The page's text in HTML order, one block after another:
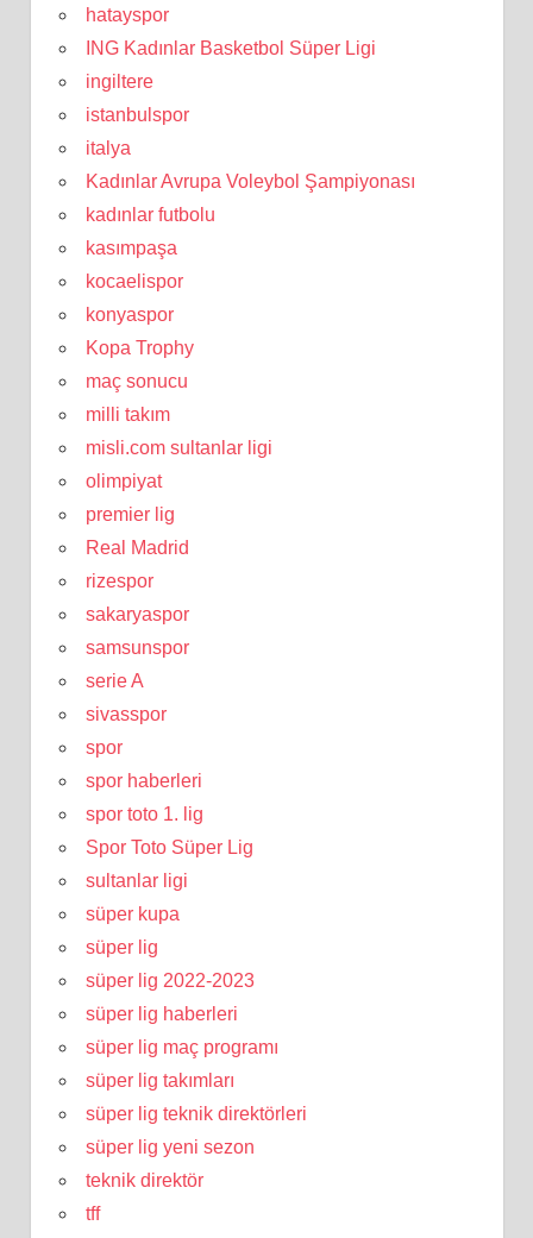
hatayspor
ING Kadınlar Basketbol Süper Ligi
ingiltere
istanbulspor
italya
Kadınlar Avrupa Voleybol Şampiyonası
kadınlar futbolu
kasımpaşa
kocaelispor
konyaspor
Kopa Trophy
maç sonucu
milli takım
misli.com sultanlar ligi
olimpiyat
premier lig
Real Madrid
rizespor
sakaryaspor
samsunspor
serie A
sivasspor
spor
spor haberleri
spor toto 1. lig
Spor Toto Süper Lig
sultanlar ligi
süper kupa
süper lig
süper lig 2022-2023
süper lig haberleri
süper lig maç programı
süper lig takımları
süper lig teknik direktörleri
süper lig yeni sezon
teknik direktör
tff